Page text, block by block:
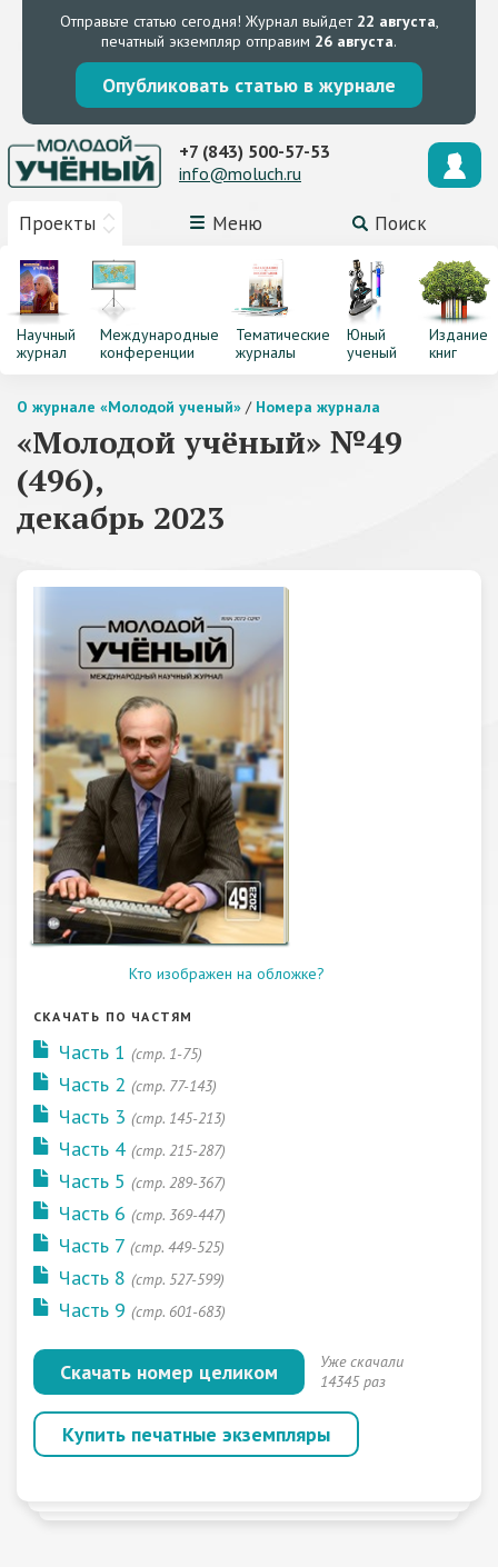
Отправьте статью сегодня! Журнал выйдет 22 августа,
печатный экземпляр отправим 26 августа.
Опубликовать статью в журнале
Проекты Меню Поиск
+7 (843) 500-57-53
info@moluch.ru
Научный
журнал
Международные
конференции
Тематические
журналы
Юный
ученый
Издание
книг
О журнале «Молодой ученый» / Номера журнала
«Молодой учёный» №49
(496),
декабрь 2023
Кто изображен на обложке?
СКАЧАТЬ ПО ЧАСТЯМ
Часть 1 (стр. 1-75)
Часть 2 (стр. 77-143)
Часть 3 (стр. 145-213)
Часть 4 (стр. 215-287)
Часть 5 (стр. 289-367)
Часть 6 (стр. 369-447)
Часть 7 (стр. 449-525)
Часть 8 (стр. 527-599)
Часть 9 (стр. 601-683)
Скачать номер целиком
Уже скачали
14345 раз
Купить печатные экземпляры